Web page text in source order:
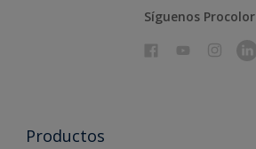
Síguenos Procolor
Productos